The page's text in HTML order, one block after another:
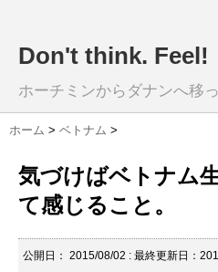
Don't think. Feel!
ホーチミンからダナンへ移
ホーム > ベトナム >
気づけばベトナム
て感じること。
公開日： 2015/08/02 : 最終更新日：